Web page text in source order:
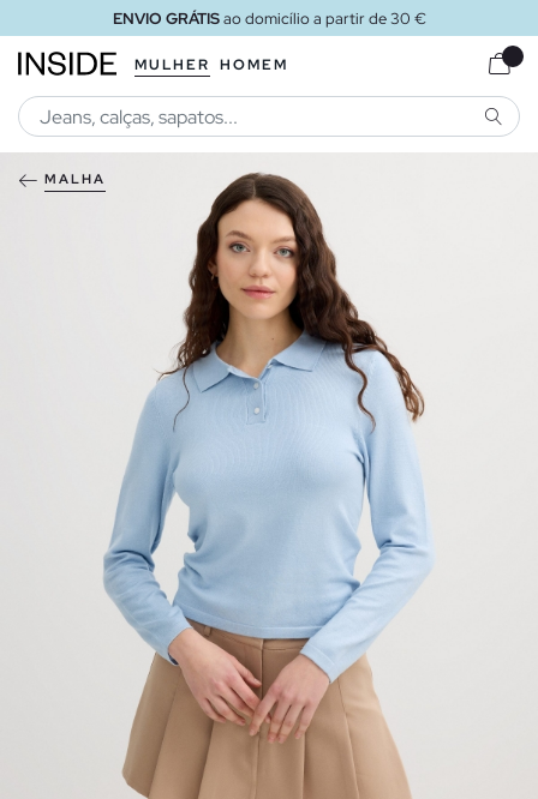
ENVIO GRÁTISao domicílio a partir de 30 €
MULHER HOMEM
MALHA